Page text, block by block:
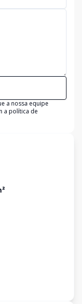
a nossa equipe
a política de